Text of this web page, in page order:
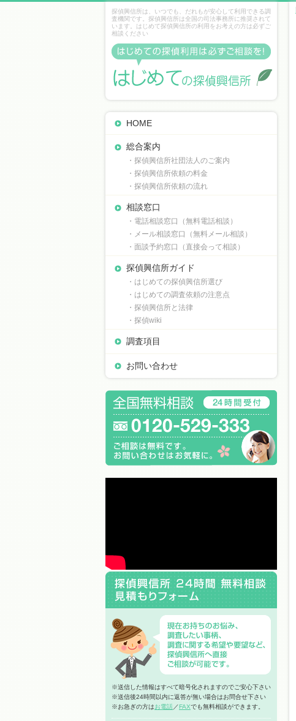
探偵興信所は、いつでも、だれもが安心して利用できる調
査機関です。探偵興信所は全国の司法事務所に推奨されて
います。はじめて探偵興信所の利用をお考えの方は必ずご
相談ください
HOME
総合案内
・探偵興信所社団法人のご案内
・探偵興信所依頼の料金
・探偵興信所依頼の流れ
相談窓口
・電話相談窓口（無料電話相談）
・メール相談窓口（無料メール相談）
・面談予約窓口（直接会って相談）
探偵興信所ガイド
・はじめての探偵興信所選び
・はじめての調査依頼の注意点
・探偵興信所と法律
・探偵wiki
調査項目
お問い合わせ
※送信した情報はすべて暗号化されますのでご安心下さい
※送信後24時間以内に返答が無い場合はお問合せ下さい
※お急ぎの方はお電話 ／FAXでも無料相談ができます。